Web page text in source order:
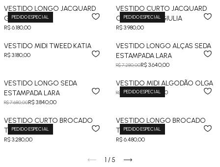
PEDIDO ESPECIAL
VESTIDO LONGO JACQUARD
GIULIA
R$ 6.180,00
PEDIDO ESPECIAL
VESTIDO CURTO JACQUARD
COM PLUMAS GIULIA
R$ 3.980,00
VESTIDO MIDI TWEED KATIA
R$ 3.180,00
VESTIDO LONGO ALÇAS SEDA
ESTAMPADA LARA
R$ 7.280,00R$ 3.640,00
VESTIDO LONGO SEDA
ESTAMPADA LARA
R$ 7.680,00R$ 3.840,00
PEDIDO ESPECIAL
VESTIDO MIDI ALGODÃO OLGA
R$ 2.680,00R$ 1.340,00
PEDIDO ESPECIAL
VESTIDO CURTO BROCADO
TATIANA
R$ 3.280,00
PEDIDO ESPECIAL
VESTIDO LONGO BROCADO
TATIANA
R$ 6.480,00
1 /5